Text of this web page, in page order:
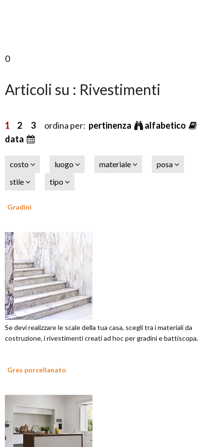
0
Articoli su : Rivestimenti
1 2 3ordina per: pertinenza
alfabetico
data
costo luogo materiale
posa
stile
tipo
Gradini
Se devi realizzare le scale della tua casa, scegli tra i materiali da
costruzione, i rivestimenti creati ad hoc per gradini e battiscopa.
Gres porcellanato